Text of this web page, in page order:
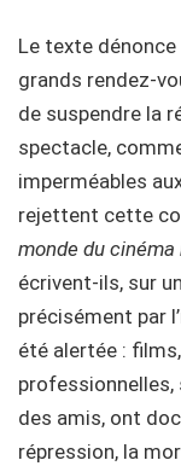
Le texte
grands rendez-
de suspendre la
spectacle,
imperméables
rejettent cette
monde du cinéma
écrivent-ils, sur
précisément par
été alertée :
professionnelles,
des amis, ont
répression, la